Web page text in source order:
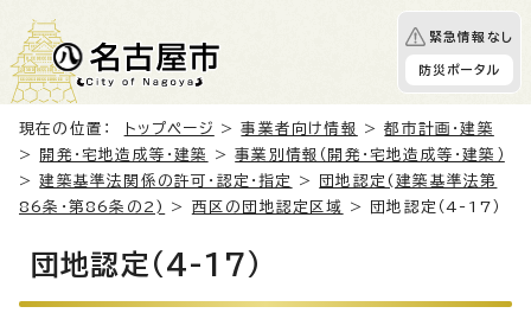
緊急情報なし
防災ポータル
現在の位置： トップページ >事業者向け情報 >都市計画・建築
>
開発・宅地造成等・建築 >事業別情報（開発・宅地造成等・建築）
>建築基準法関係の許可・認定・指定 >
団地認定(建築基準法第
86条・第86条の2)
> 西区の団地認定区域 > 団地認定（4-17）
団地認定（4-17）